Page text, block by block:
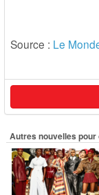
Source : Le
Autres nouvelles